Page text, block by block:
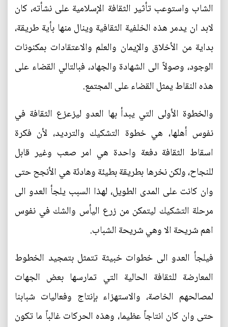
الشاب واستوعب تأثير الثقافة الإسلامية على نشأته، كان
لابد ان يدمر هذه الخلفية الثقافية وينال منها بأية طريقة،
بداية من الأخلاق والإيمان والعلم والاعتقادات بمكنونات
الوجود، وصولاً الى الشهادة والجهاد، فبالتالي القضاء على
هذه النقاط يمثل القضاء على المجتمع.
والخطوة الأولى التي يبدأ بها العدو ليزعزع الثقافة في
نفوس أهلها، هي خطوة التشكيك والترديد، لأن فكرة
اسقاط الثقافة دفعة واحدة هي امر صعب وغير قابل
للنجاح، ولكن نخرها بطريقة بطيئة وهادئة هي الأنجح حتى
وان كانت على المدى الطويل، لهذا السبب يلجأ العدو الى
مرحلة التشكيك ليتمكن من زرع اليأس والشك في نفوس
اهم شريحة الا وهي شريحة الشباب.
فيلجأ العدو الى خطوات خبيثة تتمثل بتمجيد الخطوط
المعارضة للثقافة الحالية التي تمارسها بعض الجهات
لمصالحهم الخاصة، والاستهزاء بإنتاج وفعاليات شبابنا
حتى وان كان انتاجاً عظيما، وهذه الحركات غالباً ما تكون